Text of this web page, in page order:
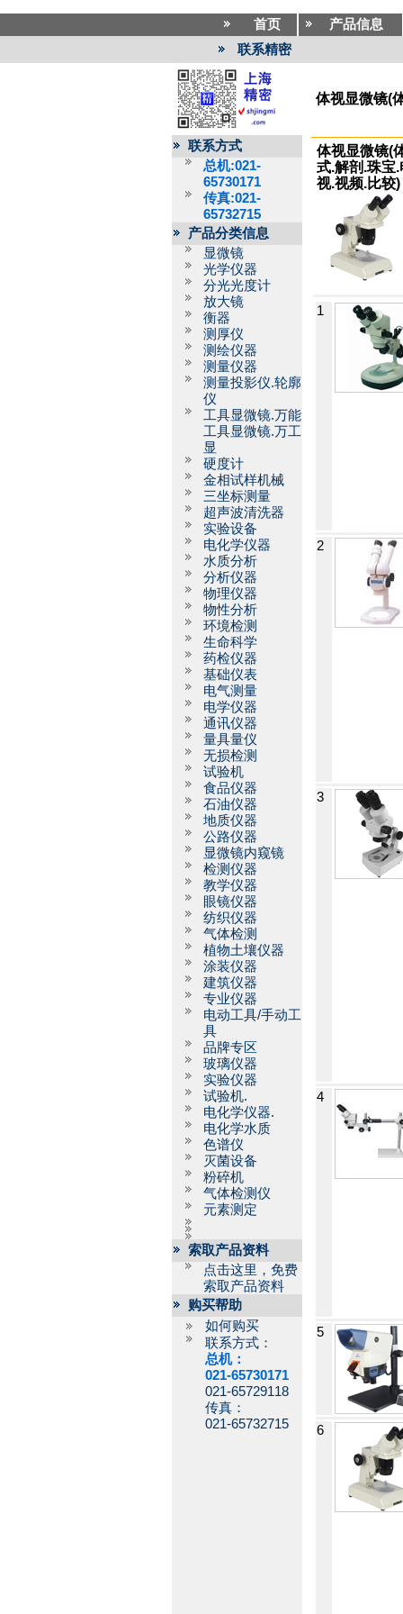
首页
产品信息
联系精密
体视显微镜(
联系方式
总机:021-
65730171
传真:021-
65732715
产品分类信息
显微镜
光学仪器
分光光度计
放大镜
衡器
测厚仪
测绘仪器
测量仪器
测量投影仪.轮廓
仪
工具显微镜.万能
工具显微镜.万工
显
硬度计
金相试样机械
三坐标测量
超声波清洗器
实验设备
电化学仪器
水质分析
分析仪器
物理仪器
物性分析
环境检测
生命科学
药检仪器
基础仪表
电气测量
电学仪器
通讯仪器
量具量仪
无损检测
试验机
食品仪器
石油仪器
地质仪器
公路仪器
显微镜内窥镜
检测仪器
教学仪器
眼镜仪器
纺织仪器
气体检测
植物土壤仪器
涂装仪器
建筑仪器
专业仪器
电动工具/手动工
具
品牌专区
玻璃仪器
实验仪器
试验机.
电化学仪器.
电化学水质
色谱仪
灭菌设备
粉碎机
气体检测仪
元素测定
索取产品资料
点击这里，免费
索取产品资料
购买帮助
如何购买
联系方式：
总机：
021-65730171
021-65729118
传真：
021-65732715
体视显微镜(
式.解剖.珠宝.
视.视频.比较)
1
2
3
4
5
6